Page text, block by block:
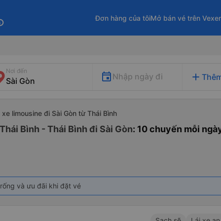
Đơn hàng của tôiMở bán vé trên
Nơi đến
Nhập ngày đi add
xe limousine đi Sài Gòn từ Thái Bình
Bình - Thái Bình đi Sài Gòn: 10 chuyến mỗi
và ưu đãi khi đặt vé